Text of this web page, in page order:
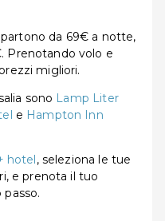
da 69€ a notte,
Prenotando volo e
migliori.
sono Lamp Liter
e Hampton Inn
hotel, seleziona le tue
e prenota il tuo